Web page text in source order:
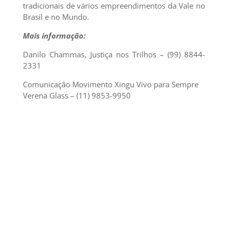
tradicionais de vários empreendimentos da Vale no
Brasil e no Mundo.
Mais informação:
Danilo Chammas, Justiça nos Trilhos – (99) 8844-
2331
Comunicação Movimento Xingu Vivo para Sempre
Verena Glass – (11) 9853-9950